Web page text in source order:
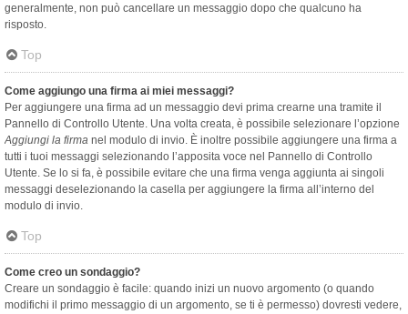
generalmente, non può cancellare un messaggio dopo che qualcuno ha
risposto.
Top
Come aggiungo una firma ai miei messaggi?
Per aggiungere una firma ad un messaggio devi prima crearne una tramite il
Pannello di Controllo Utente. Una volta creata, è possibile selezionare l’opzione
Aggiungi la firma nel modulo di invio. È inoltre possibile aggiungere una firma a
tutti i tuoi messaggi selezionando l’apposita voce nel Pannello di Controllo
Utente. Se lo si fa, è possibile evitare che una firma venga aggiunta ai singoli
messaggi deselezionando la casella per aggiungere la firma all’interno del
modulo di invio.
Top
Come creo un sondaggio?
Creare un sondaggio è facile: quando inizi un nuovo argomento (o quando
modifichi il primo messaggio di un argomento, se ti è permesso) dovresti vedere,